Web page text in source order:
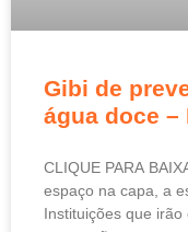
Gibi de
água doce
CLIQUE PARA
espaço na capa, a
Instituições que